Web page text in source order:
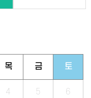
목 금 토
4 5 6